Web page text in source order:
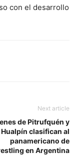
con el desarrollo
Next article
de Pitrufquén y
Hualpín clasifican al
panamericano de
en Argentina